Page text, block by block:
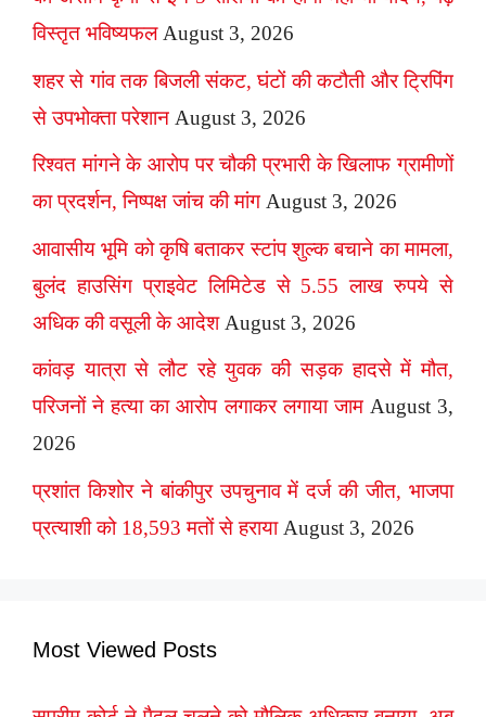
विस्तृत भविष्यफल August 3, 2026
शहर से गांव तक बिजली संकट, घंटों की कटौती और ट्रिपिंग
से उपभोक्ता परेशान August 3, 2026
रिश्वत मांगने के आरोप पर चौकी प्रभारी के खिलाफ ग्रामीणों
का प्रदर्शन, निष्पक्ष जांच की मांग August 3, 2026
आवासीय भूमि को कृषि बताकर स्टांप शुल्क बचाने का मामला,
बुलंद हाउसिंग प्राइवेट लिमिटेड से 5.55 लाख रुपये से
अधिक की वसूली के आदेश August 3, 2026
कांवड़ यात्रा से लौट रहे युवक की सड़क हादसे में मौत,
परिजनों ने हत्या का आरोप लगाकर लगाया जाम August 3,
2026
प्रशांत किशोर ने बांकीपुर उपचुनाव में दर्ज की जीत, भाजपा
प्रत्याशी को 18,593 मतों से हराया August 3, 2026
Most Viewed Posts